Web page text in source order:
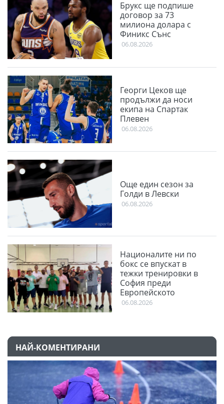
Брукс ще подпише
договор за 73
милиона долара с
Финикс Сънс
06.08.2026
Георги Цеков ще
продължи да носи
екипа на Спартак
Плевен
06.08.2026
Още един сезон за
Голди в Левски
06.08.2026
Националите ни по
бокс се впускат в
тежки тренировки в
София преди
Европейското
06.08.2026
НАЙ-КОМЕНТИРАНИ